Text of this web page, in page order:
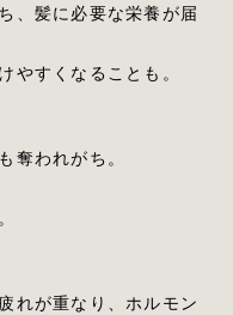
、髪に必要な栄養が届
やすくなることも。
奪われがち。
れが重なり、ホルモン